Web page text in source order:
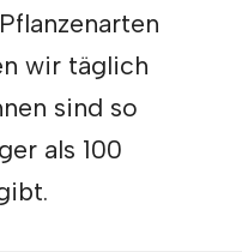
wir täglich
sind so
als 100